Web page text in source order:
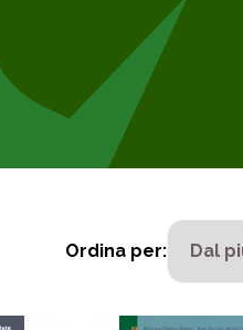
Ordina per: